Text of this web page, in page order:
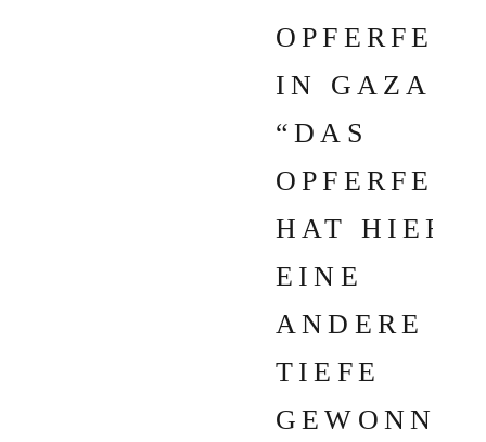
OPFERFEST
IN GAZA:
“DAS
OPFERFEST
HAT HIER
EINE
ANDERE
TIEFE